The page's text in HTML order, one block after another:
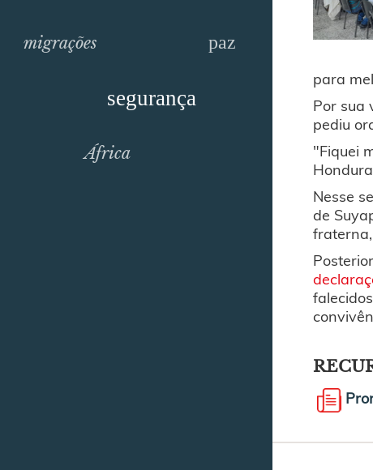
migrações paz
segurança
África
para
Por sua
pediu
"Fiquei
Nesse
de